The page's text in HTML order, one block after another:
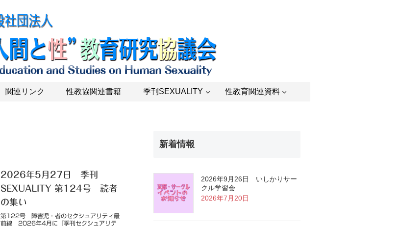
関連リンク 性教協関連書籍 季刊SEXUALITY 性教育関連資料
2026年5月27日 季刊
SEXUALITY 第124号 読者
の集い
第122号 障害児・者のセクシュアリティ最
前線 2026年4月に『季刊セクシュアリテ
新着情報
2026年9月26日 いしかりサー
クル学習会
2026年7月20日